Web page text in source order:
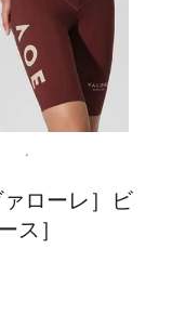
ローレ］ビ
ス］